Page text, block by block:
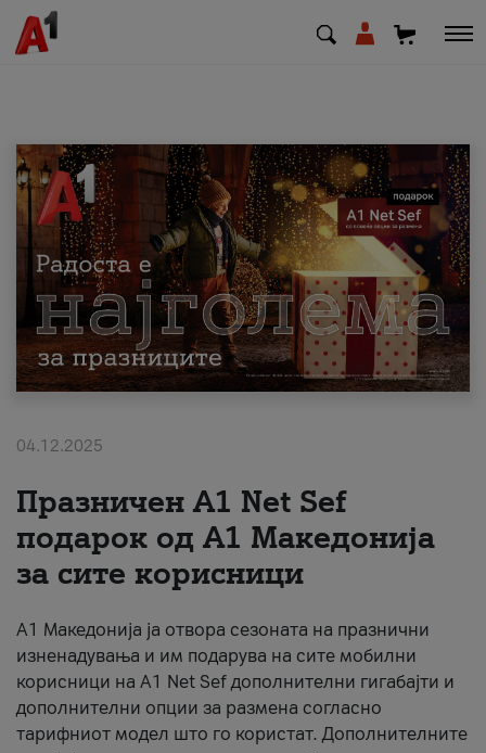
МК EN SQ
Приватни Деловни
Поддршка
Надополни кредит
За нас
#ПодобарОнлајн
04.12.2025
Празничен A1 Net Sеf
подарок од А1 Македонија
за сите корисници
А1 Македонија ја отвора сезоната на празнични
изненадувања и им подарува на сите мобилни
корисници на A1 Net Sef дополнителни гигабајти и
дополнителни опции за размена согласно
тарифниот модел што го користат. Дополнителните